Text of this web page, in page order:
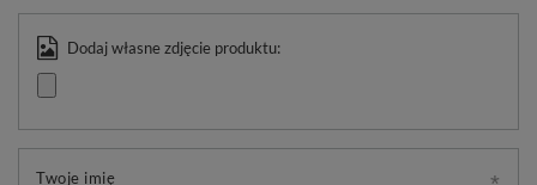
Dodaj własne zdjęcie produktu:
Twoje imię